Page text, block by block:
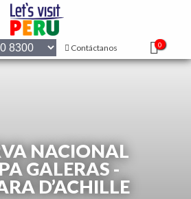
Contáctanos 0
NACIONAL
GALERAS -
D’ACHILLE